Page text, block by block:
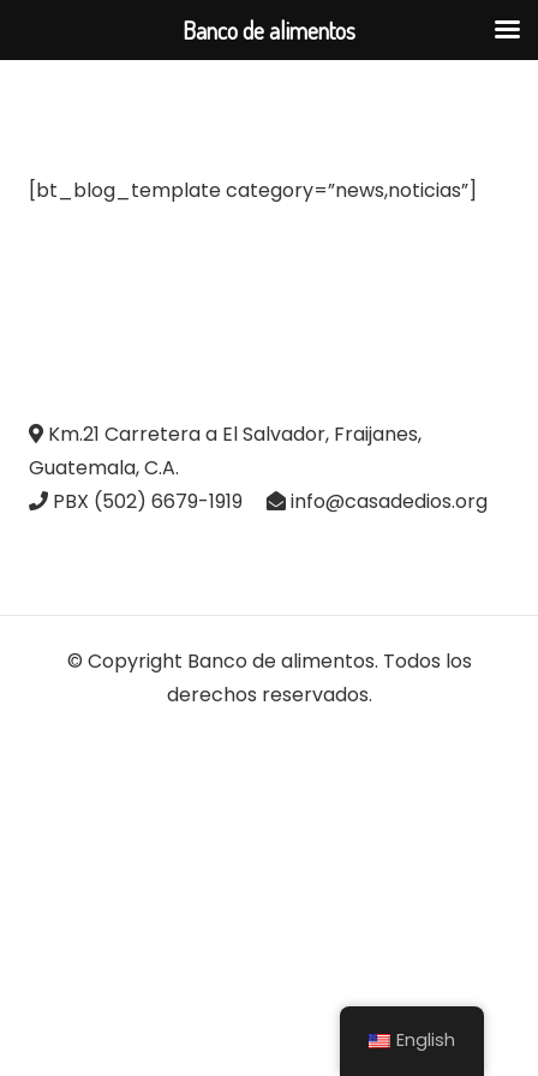
[bt_blog_template category=”news,noticias”]
Km.21 Carretera a El Salvador, Fraijanes,
Guatemala, C.A.
PBX (502) 6679-1919
info@casadedios.org
© Copyright Banco de alimentos. Todos los
derechos reservados.
English
Banco de alimentos